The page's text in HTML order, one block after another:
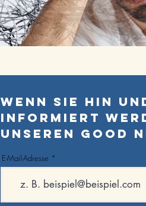
KONTAKT
Wenn Sie hin
informiert
unseren Good
E-Mail-Adresse